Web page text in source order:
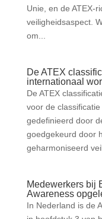
Unie, en de ATEX-
veiligheidsaspect.
om...
De ATEX
internationaal
De ATEX
voor de
gedefinieerd door
goedgekeurd door
geharmoniseerd
Medewerkers bij
Awareness
In Nederland is de